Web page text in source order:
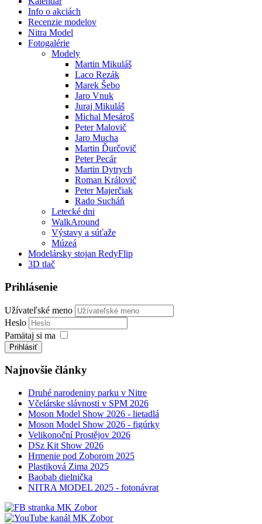
Info o akciách
Recenzie modelov
Nitra Model
Fotogalérie
Modely
Martin Mikuláš
Laco Rezák
Marek Šebo
Jaro Vnuk
Juraj Mikuláš
Michal Mesároš
Peter Malovič
Jaro Mucha
Martin Ďurčovič
Peter Pecár
Martin Dytrych
Roman Královič
Peter Majerčiak
Rado Sucháň
Letecké dni
WalkAround
Výstavy a súťaže
Múzeá
Modelársky stojan RedyFlip
3D tlač
Prihlásenie
Užívateľské meno
Heslo
Pamätaj si ma
Prihlásiť
Najnovšie články
Druhé narodeniny parku v Nitre
Včelárske slávnosti v SPM 2026
Moson Model Show 2026 - lietadlá
Moson Model Show 2026 - figúrky
Velikonoční Prostějov 2026
DSz Kit Show 2026
Hrmenie pod Zoborom 2025
Plastiková Zima 2025
Baobab dielnička
NITRA MODEL 2025 - fotonávrat